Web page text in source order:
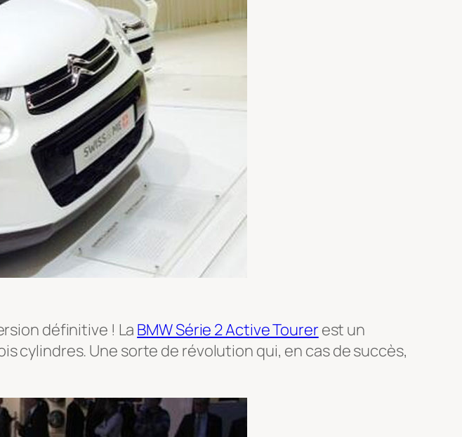
définitive ! La BMW Série 2 Active Tourerest un
cylindres. Une sorte de révolution qui, en cas de succès,